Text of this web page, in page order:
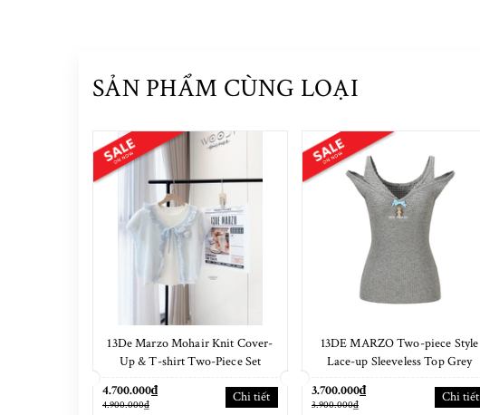
SẢN PHẨM CÙNG LOẠI
13De Marzo Mohair Knit Cover-
Up & T-shirt Two-Piece Set
4.700.000₫
4.900.000₫ Chi tiết
13DE MARZO Two-piece Style
Lace-up Sleeveless Top Grey
3.700.000₫
3.900.000₫ Chi tiết